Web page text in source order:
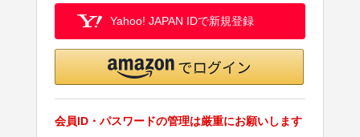
Yahoo! JAPAN IDで新規登録
会員ID・パスワードの管理は厳重にお願いします